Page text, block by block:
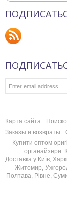
Карта сайта
Заказы и возвраты
Купити оптом
органайзери.
Доставка у Київ,
Житомир,
Полтава, Рівне,